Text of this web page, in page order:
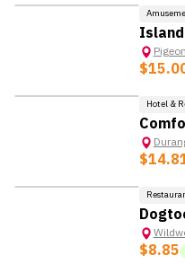
Hotel &
$8.85